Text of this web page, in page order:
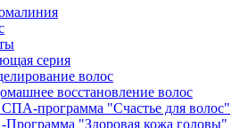
серия
волос
восстановление волос
СПА-программа "Счастье для волос"
Программа "Здоровая кожа головы"